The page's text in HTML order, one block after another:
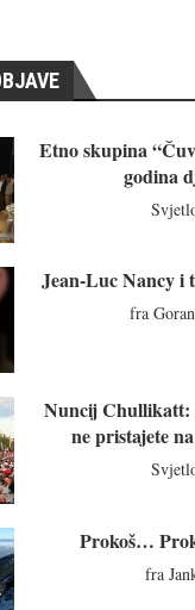
Etno skupina
godina
Jean-Luc Nancy i
fra
Nuncij Chullikatt:
ne pristajete
Prokoš…
fra